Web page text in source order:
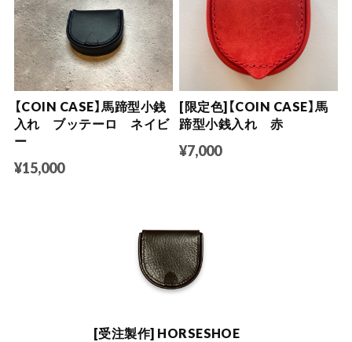
【COIN CASE】馬蹄型小銭
入れ ブッテーロ ネイビ
ー
¥15,000
[限定色]【COIN CASE】馬
蹄型小銭入れ 赤
¥7,000
[受注製作] HORSESHOE